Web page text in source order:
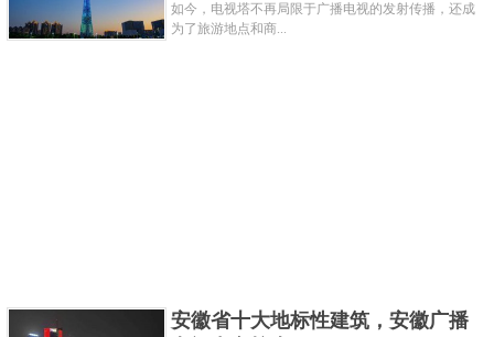
如今，电视塔不再局限于广播电视的发射传播，还成
为了旅游地点和商...
安徽省十大地标性建筑，安徽广播